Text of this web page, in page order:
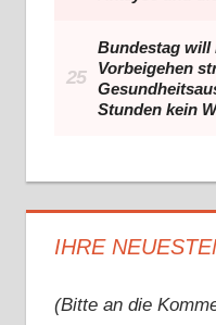
IHRE
(Bitte an die